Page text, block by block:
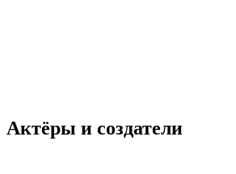
Актёры и создатели